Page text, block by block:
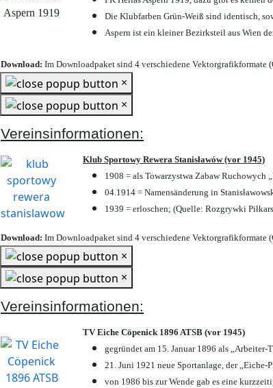
Die Klubfarben Grün-Weiß sind identisch,
Aspern ist ein kleiner Bezirksteil aus Wien
Download: Im Downloadpaket sind 4 verschiedene Vektorgrafikformate
×
×
Vereinsinformationen:
Klub Sportowy Rewera Stanisławów (vor 1945)
1908 = als Towarzystwa Zabaw Ruchowych
04.1914 = Namensänderung in
1939 = erloschen; (Quelle: Rozgrywki
Download: Im Downloadpaket sind 4 verschiedene Vektorgrafikformate
×
×
Vereinsinformationen:
TV Eiche Cöpenick 1896 ATSB (vor 1945)
gegründet am 15. Januar 1896 als
21. Juni 1921 neue Sportanlage, der
von 1986 bis zur Wende gab es eine